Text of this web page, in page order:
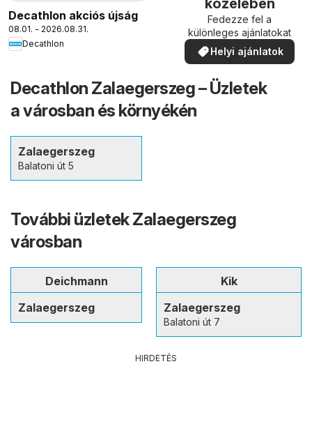
Decathlon akciós újság
08.01. - 2026.08.31.
Decathlon
közelében
Fedezze fel a
különleges ajánlatokat
Helyi ajánlatok
Decathlon Zalaegerszeg – Üzletek
a városban és környékén
Zalaegerszeg
Balatoni út 5
További üzletek Zalaegerszeg
városban
Deichmann
Zalaegerszeg
Kik
Zalaegerszeg
Balatoni út 7
HIRDETÉS